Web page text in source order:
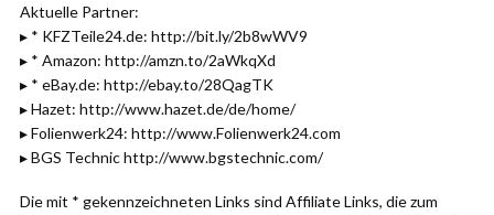
Aktuelle Partner:
▸ * KFZTeile24.de: http://bit.ly/2b8wWV9
▸ * Amazon: http://amzn.to/2aWkqXd
▸ * eBay.de: http://ebay.to/28QagTK
▸ Hazet: http://www.hazet.de/de/home/
▸ Folienwerk24: http://www.Folienwerk24.com
▸ BGS Technic http://www.bgstechnic.com/
Die mit * gekennzeichneten Links sind Affiliate Links, die zum